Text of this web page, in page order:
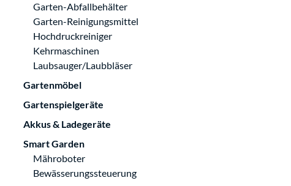
Garten-Abfallbehälter
Garten-Reinigungsmittel
Hochdruckreiniger
Kehrmaschinen
Laubsauger/Laubbläser
Gartenmöbel
Gartenspielgeräte
Akkus & Ladegeräte
Smart Garden
Mähroboter
Bewässerungssteuerung